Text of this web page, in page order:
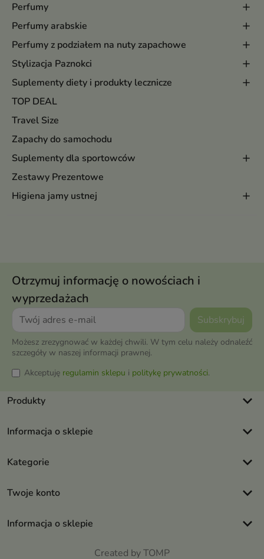
Perfumy
Perfumy arabskie
Perfumy z podziałem na nuty zapachowe
Stylizacja Paznokci
Suplementy diety i produkty lecznicze
TOP DEAL
Travel Size
Zapachy do samochodu
Suplementy dla sportowców
Zestawy Prezentowe
Higiena jamy ustnej
Otrzymuj informację o nowościach i
wyprzedażach
Możesz zrezygnować w każdej chwili. W tym celu należy odnaleźć
szczegóły w naszej informacji prawnej.
Akceptuję regulamin sklepu i politykę prywatności.
Produkty keyboard_arrow_down
Informacja o sklepie keyboard_arrow_down
Kategorie keyboard_arrow_down
Twoje konto keyboard_arrow_down
Informacja o sklepie keyboard_arrow_down
Created by TOMP